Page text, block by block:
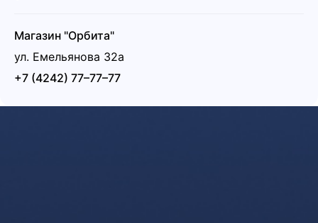
Магазин "Орбита"
ул. Емельянова 32а
+7 (4242) 77–77–77